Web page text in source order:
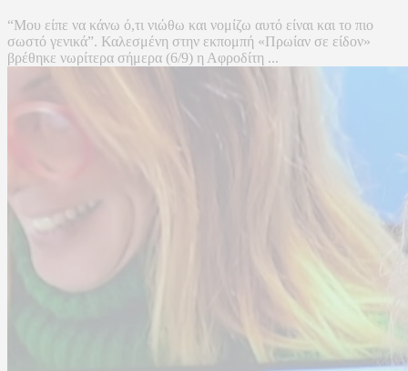
“Μου είπε να κάνω ό,τι νιώθω και νομίζω αυτό είναι και το πιο
σωστό γενικά”. Καλεσμένη στην εκπομπή «Πρωίαν σε είδον»
βρέθηκε νωρίτερα σήμερα (6/9) η Αφροδίτη ...